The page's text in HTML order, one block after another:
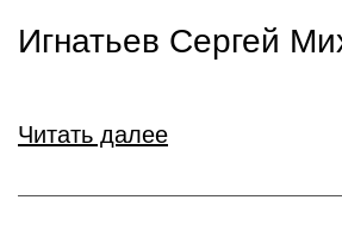
Игнатьев Сергей
Читать далее